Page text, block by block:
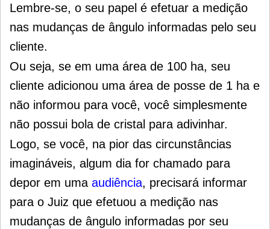
Lembre-se, o seu papel é efetuar a medição
nas mudanças de ângulo informadas pelo seu
cliente.
Ou seja, se em uma área de 100 ha, seu
cliente adicionou uma área de posse de 1 ha e
não informou para você, você simplesmente
não possui bola de cristal para adivinhar.
Logo, se você, na pior das circunstâncias
imagináveis, algum dia for chamado para
depor em uma audiência, precisará informar
para o Juiz que efetuou a medição nas
mudanças de ângulo informadas por seu